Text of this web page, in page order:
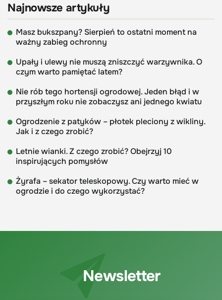
Najnowsze artykuły
Masz bukszpany? Sierpień to ostatni moment na
ważny zabieg ochronny
Upały i ulewy nie muszą zniszczyć warzywnika. O
czym warto pamiętać latem?
Nie rób tego hortensji ogrodowej. Jeden błąd i w
przyszłym roku nie zobaczysz ani jednego kwiatu
Ogrodzenie z patyków – płotek pleciony z wikliny.
Jak i z czego zrobić?
Letnie wianki. Z czego zrobić? Obejrzyj 10
inspirujących pomysłów
Żyrafa – sekator teleskopowy. Czy warto mieć w
ogrodzie i do czego wykorzystać?
Newsletter